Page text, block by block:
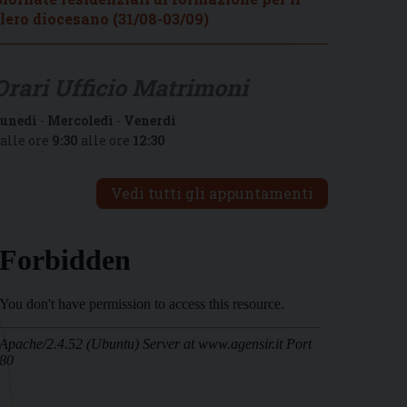
diocesano (31/08-03/09)
- Mercoledì - Venerdì
ore 9:30 alle ore 12:30
Vedi tutti gli appuntamenti